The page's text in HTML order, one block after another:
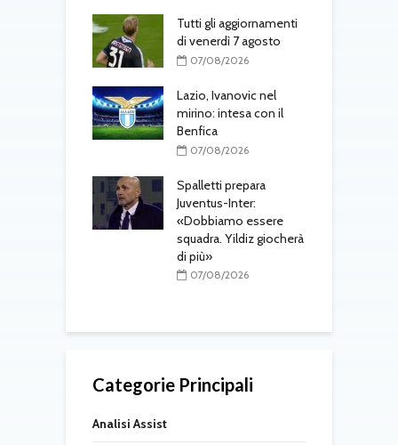
Tutti gli aggiornamenti
di venerdì 7 agosto
07/08/2026
Lazio, Ivanovic nel
mirino: intesa con il
Benfica
07/08/2026
Spalletti prepara
Juventus-Inter:
«Dobbiamo essere
squadra. Yildiz giocherà
di più»
07/08/2026
Categorie Principali
Analisi Assist